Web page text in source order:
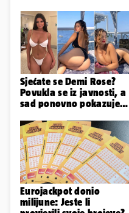
Sjećate se Demi Rose?
Povukla se iz javnosti, a
sad ponovno pokazuje
Eurojackpot donio
milijune: Jeste li